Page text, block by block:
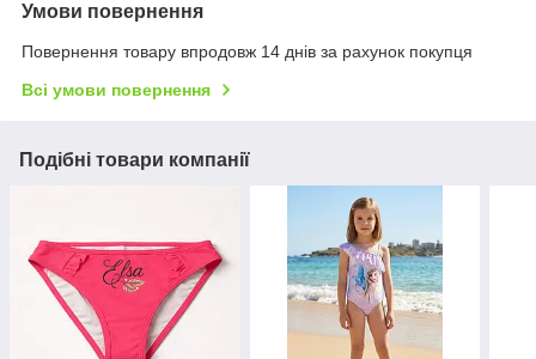
Умови повернення
Повернення товару впродовж 14 днів за рахунок покупця
Всі умови повернення
Подібні товари компанії